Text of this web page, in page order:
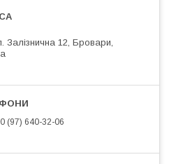
Залізнична 12, Бровари,
(97) 640-32-06